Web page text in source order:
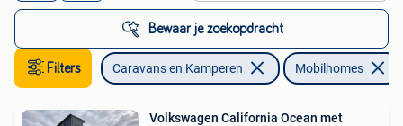
Bewaar je zoekopdracht
Filters Caravans en Kamperen Mobilhomes
Volkswagen California Ocean met